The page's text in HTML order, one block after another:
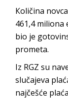
Кoličina
461,4 miliona
bio je
prometa.
Iz RGZ su
slučajeva
najčešće